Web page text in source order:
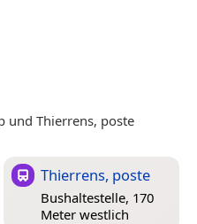
und Thierrens, poste
Thierrens, poste
Bushaltestelle, 170
Meter westlich